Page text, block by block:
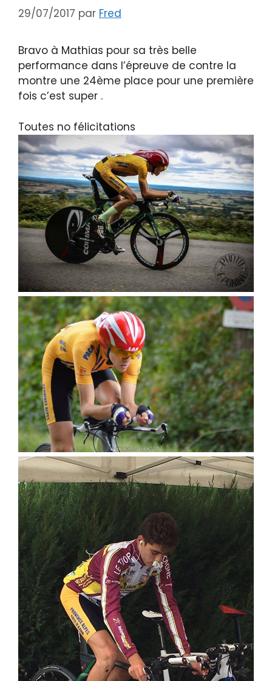
29/07/2017 par Fred
Bravo à Mathias pour sa très belle
performance dans l’épreuve de contre la
montre une 24ème place pour une première
fois c’est super .
Toutes no félicitations